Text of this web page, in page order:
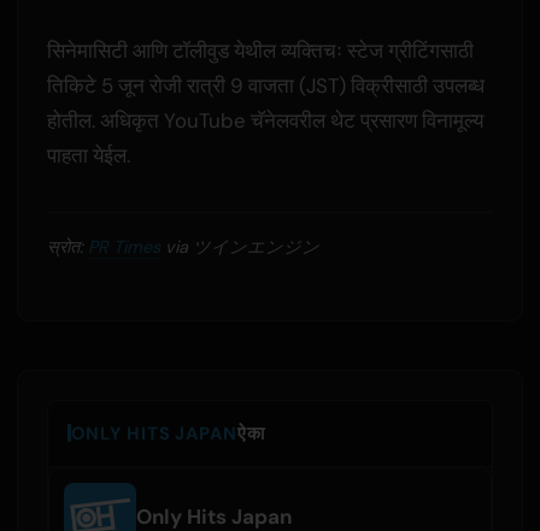
सिनेमासिटी आणि टॉलीवुड येथील व्यक्तिचः स्टेज ग्रीटिंगसाठी
तिकिटे 5 जून रोजी रात्री 9 वाजता (JST) विक्रीसाठी उपलब्ध
होतील. अधिकृत YouTube चॅनेलवरील थेट प्रसारण विनामूल्य
पाहता येईल.
स्रोत: PR Timesvia ツインエンジン
ONLY HITS JAPANऐका
Only Hits Japan